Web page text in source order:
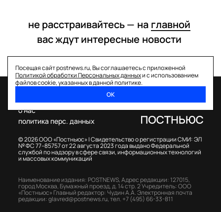
не расстраивайтесь — на главной
вас ждут интересные новости
Посещая сайт postnews.ru, Вы соглашаетесь с приложенной
Политикой обработки Персональных данныхи с использованием
файлов cookie, указанных в данной политике.
ОК
© 2026 ООО «Постньюс» |Свидетельство о регистрации СМИ: ЭЛ
№ ФС 77–85757 от 22 августа 2023 года выдано Федеральной
службой по надзору в сфере связи, информационных технологий
и массовых коммуникаций
о нас
политика перс. данных
Наименование издания: POSTNEWS,Адрес редакции: 127015,
город Москва, Бумажный проезд, д. 14 стр. 2Учредитель: ООО
«Постньюс» Главный редактор: Чудин А.А.Электронная почта
редакции:glavred@postnews.ru,тел. +7 (495) 66-33-811